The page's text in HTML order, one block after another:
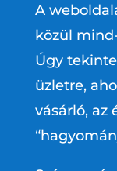
A
közül
Úgy
üzletre,
vásárló, az